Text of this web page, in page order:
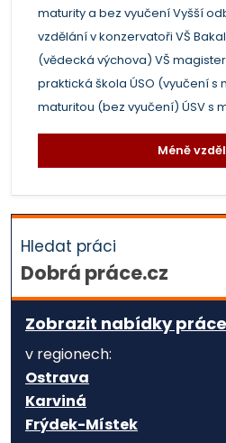
maturity a bez vyučeníVyšší
vzdělání v konzervatoři VŠ
(vědecká výchova) VŠ
praktická škola ÚSO (vyučení s
maturitou (bez vyučení) ÚSV s
Méně
Hledat práci
Dobrá práce.cz
Zobrazit nabídky práce
v regionech:
Ostrava
Karviná
Frýdek-Místek